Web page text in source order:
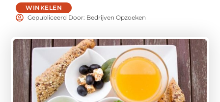
WINKELEN
Gepubliceerd Door: Bedrijven Opzoeken